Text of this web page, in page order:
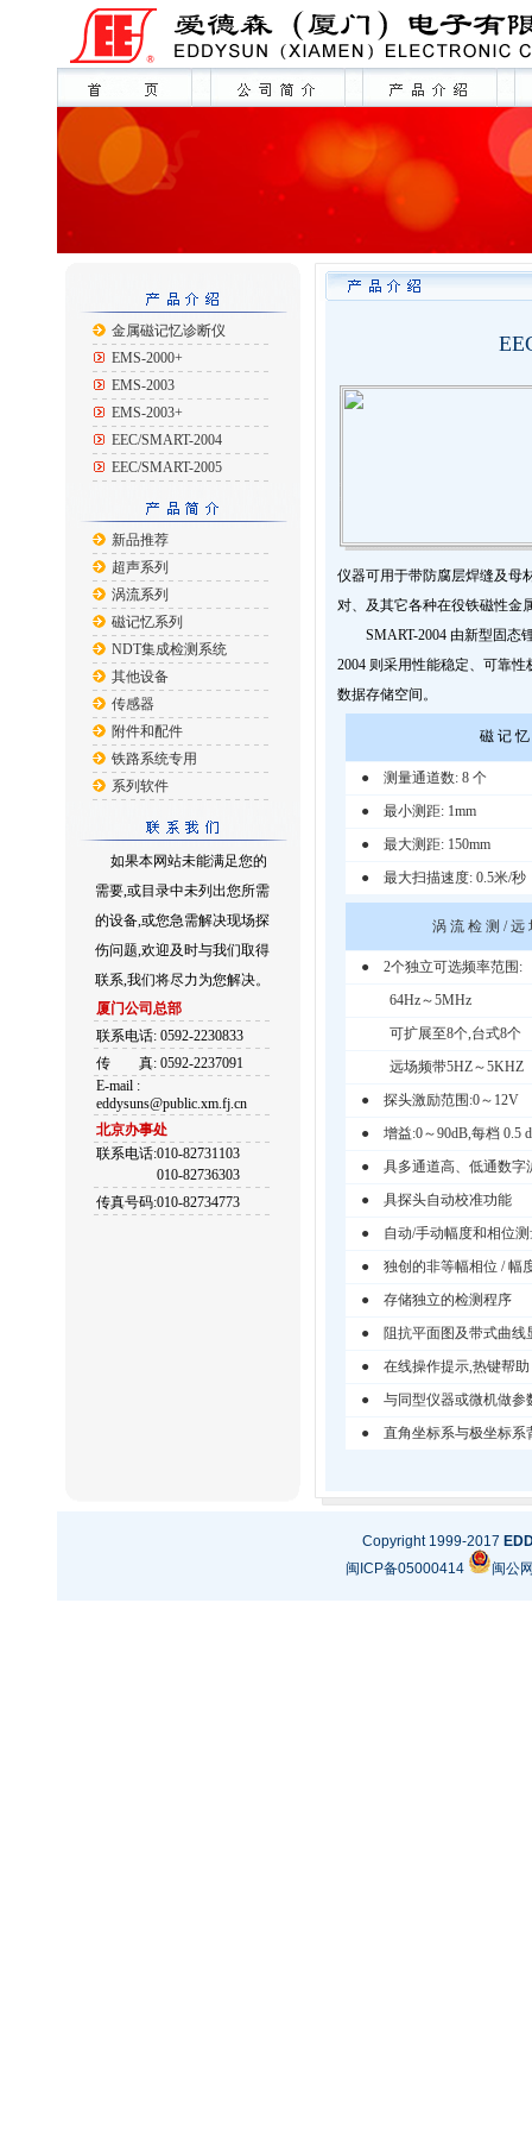
金属磁记忆诊断仪
EMS-2000+
EMS-2003
EMS-2003+
EEC/SMART-2004
EEC/SMART-2005
新品推荐
超声系列
涡流系列
磁记忆系列
NDT集成检测系统
其他设备
传感器
附件和配件
铁路系统专用
系列软件
如果本网站未能满足您的
需要,或目录中未列出您所需
的设备,或您急需解决现场探
伤问题,欢迎及时与我们取得
联系,我们将尽力为您解决。
厦门公司总部
联系电话: 0592-2230833
传
真: 0592-2237091
E-mail :
eddysuns@public.xm.fj.cn
北京办事处
联系电话:010-82731103
010-82736303
传真号码:010-82734773
仪器可用于带防腐层焊缝及母
对、及其它各种在役铁磁性金
SMART-2004 由新型固态
2004 则采用性能稳定、可靠
数据存储空间。
磁 记
● 测量通道数: 8 个
● 最小测距: 1mm
● 最大测距: 150mm
● 最大扫描速度: 0.5米/秒
涡 流 检 测 / 远
● 2个独立可选频率范围:
64Hz～5MHz
可扩展至8个,台式8个
远场频带5HZ～5KHZ
● 探头激励范围:0～12V
● 增益:0～90dB,每档 0.5
● 具多通道高、低通数字
● 具探头自动校准功能
● 自动/手动幅度和相位测
● 独创的非等幅相位 / 幅
● 存储独立的检测程序
● 阻抗平面图及带式曲线
● 在线操作提示,热键帮助
● 与同型仪器或微机做参
● 直角坐标系与极坐标系
Copyright 1999-2017
闽ICP备05000414
闽公